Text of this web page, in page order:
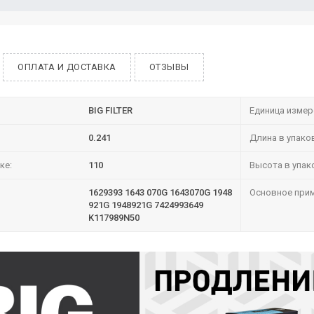
ОПЛАТА И ДОСТАВКА ОТЗЫВЫ
BIG FILTER Единица
0.241 Длина в
110 Высота в
1629393 1643 070G 1643070G 1948
921G 1948921G 7424993649
K117989N50
Основное